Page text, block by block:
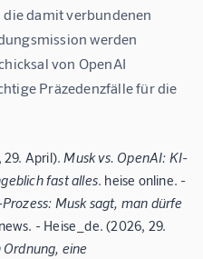
damit verbundenen
werden
von OpenAI
Präzedenzfälle für die
29. April). Musk vs. OpenAI: KI-
fast alles. heise online. -
Musk sagt, man dürfe
- Heise_de. (2026, 29.
Ordnung, eine